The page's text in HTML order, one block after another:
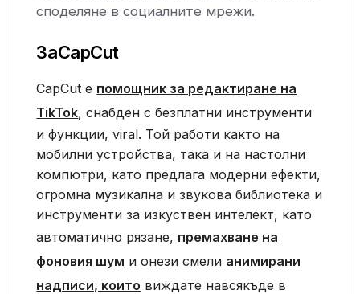
споделяне в социалните мрежи.
ЗаCapCut
CapCut е помощник за редактиране на
TikTok, снабден с безплатни инструменти
и функции, viral. Той работи както на
мобилни устройства, така и на настолни
компютри, като предлага модерни ефекти,
огромна музикална и звукова библиотека и
инструменти за изкуствен интелект, като
автоматично рязане, премахване на
фоновия шум и онези смели анимирани
надписи, които виждате навсякъде в